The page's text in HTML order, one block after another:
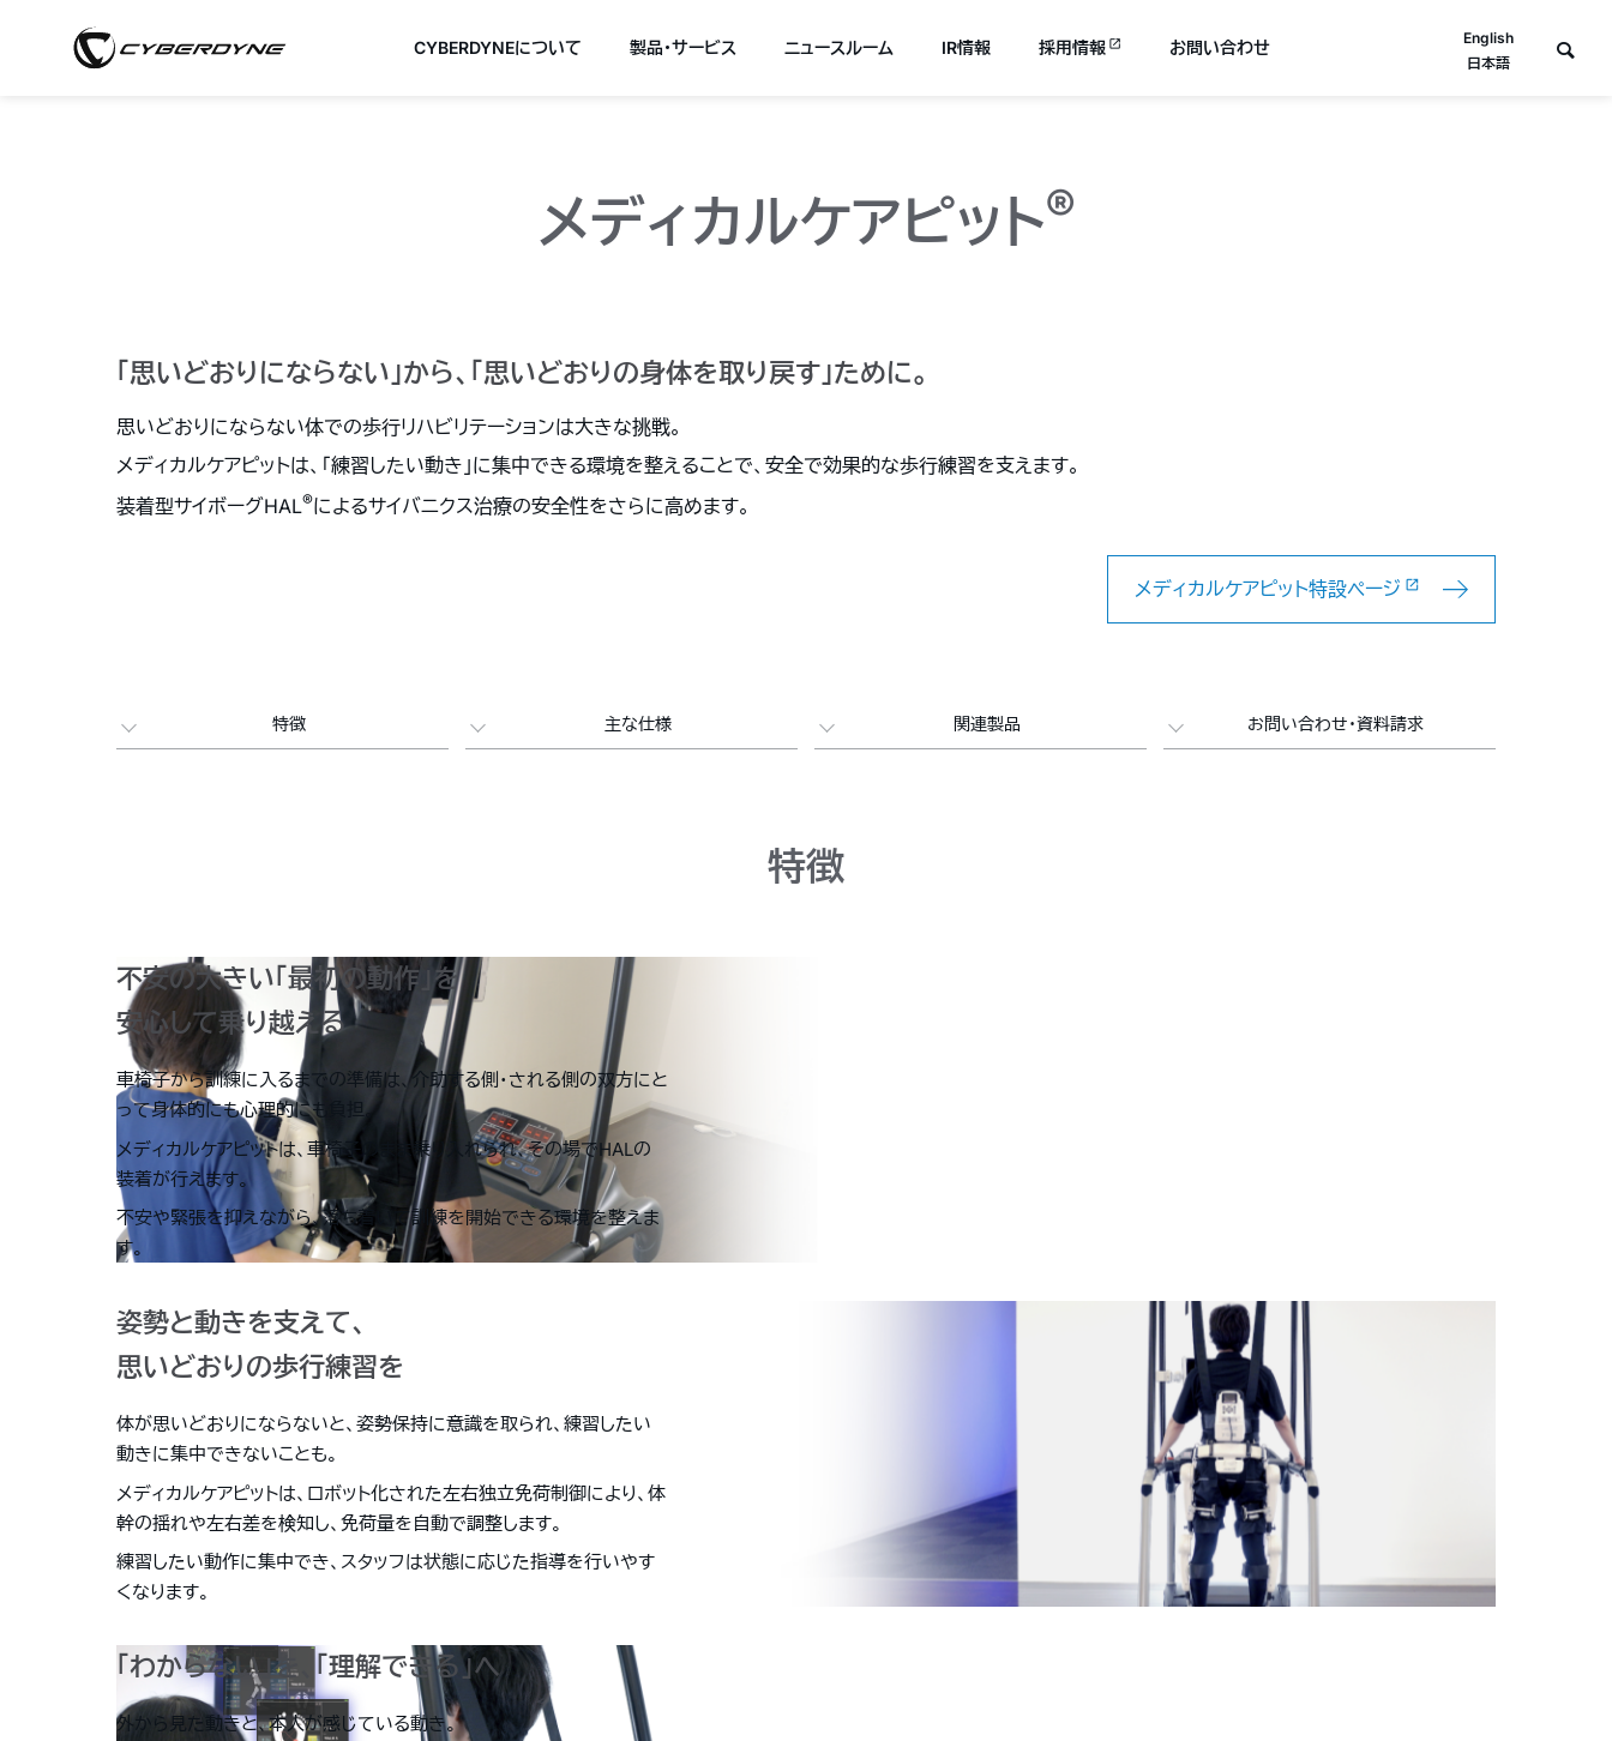
English
日本語
CYBERDYNEについて 製品・サービス ニュースルーム IR情報 採用情報 お問い合わせ
メディカルケアピット®
「思いどおりにならない」から、「思いどおりの身体を取り戻す」ために。
思いどおりにならない体での歩行リハビリテーションは大きな挑戦。
メディカルケアピットは、「練習したい動き」に集中できる環境を整えることで、安全で効果的な歩行練習を支えます。
装着型サイボーグHAL®によるサイバニクス治療の安全性をさらに高めます。
メディカルケアピット特設ページ
特徴 主な仕様 関連製品 お問い合わせ・資料請求
特徴
不安の大きい「最初の動作」を
安心して乗り越える
車椅子から訓練に入るまでの準備は、介助する側・される側の双方にと
って身体的にも心理的にも負担。
メディカルケアピットは、車椅子のまま乗り入れられ、その場でHALの
装着が行えます。
不安や緊張を抑えながら、落ち着いて訓練を開始できる環境を整えま
す。
姿勢と動きを支えて、
思いどおりの歩行練習を
体が思いどおりにならないと、姿勢保持に意識を取られ、練習したい
動きに集中できないことも。
メディカルケアピットは、ロボット化された左右独立免荷制御により、体
幹の揺れや左右差を検知し、免荷量を自動で調整します。
練習したい動作に集中でき、スタッフは状態に応じた指導を行いやす
くなります。
「わからない」を、「理解できる」へ
外から見た動きと、本人が感じている動き。